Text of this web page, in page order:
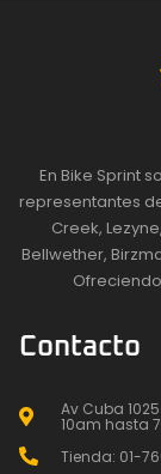
En Bike Sprint
representantes
Creek,
Bellwether,
Contacto
Av Cuba
10am hasta
Tienda: 01-